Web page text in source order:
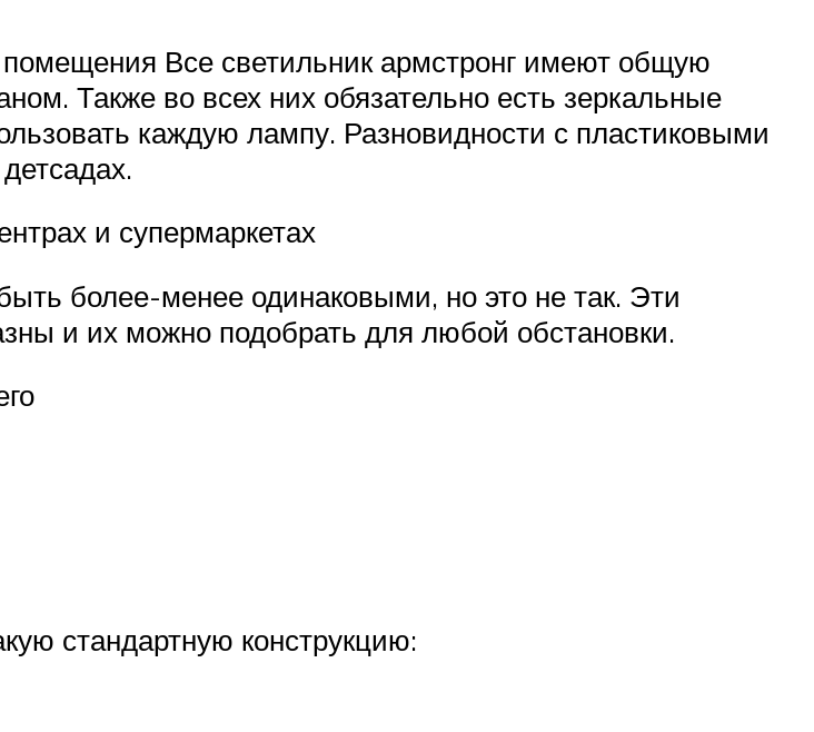
помещения Все светильник армстронг имеют общую
Также во всех них обязательно есть зеркальные
каждую лампу. Разновидности с пластиковыми
и супермаркетах
более-менее одинаковыми, но это не так. Эти
и их можно подобрать для любой обстановки.
стандартную конструкцию: